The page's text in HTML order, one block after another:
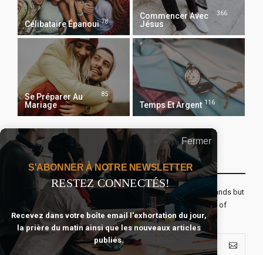
Célibataire Épanoui 78
Commencer Avec
Jésus
366
Se Préparer Au
Mariage
85
Temps Et Argent 116
Recevoir Notre Newsletter Chaque Matin
The real voyage of discovery consists not in seeking new lands but
seeing with new eyes. All journeys have secret destinations of
which the traveler is unaware.
Fermer
S'ABONNER À NOTRE NEWSLETTER
RESTEZ CONNECTÉS!
Recevez dans votre boîte email l'exhortation du jour,
la prière du matin ainsi que les nouveaux articles
publiés.